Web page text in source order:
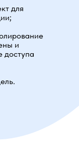
для
и
доступа